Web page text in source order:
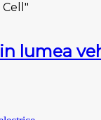
lumea